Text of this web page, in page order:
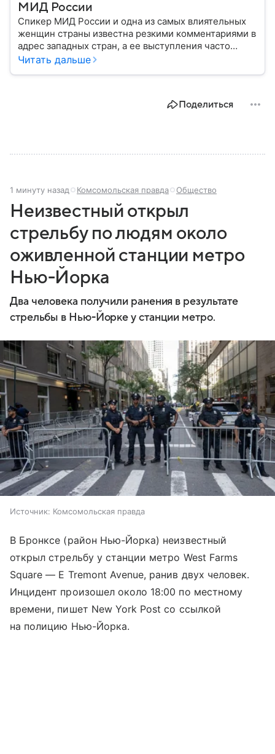
МИД России
Спикер МИД России и одна из самых влиятельных
женщин страны известна резкими комментариями в
адрес западных стран, а ее выступления часто
оказываются в центре внимания СМИ. Собрали
Читать дальше
Поделиться
1 минуту назад Комсомольская правда Общество
Неизвестный открыл
стрельбу по людям около
оживленной станции метро
Нью-Йорка
Два человека получили ранения в результате
стрельбы в Нью-Йорке у станции метро.
Источник: Комсомольская правда
В Бронксе (район Нью-Йорка) неизвестный
открыл стрельбу у станции метро West Farms
Square — E Tremont Avenue, ранив двух человек.
Инцидент произошел около 18:00 по местному
времени, пишет New York Post со ссылкой
на полицию Нью-Йорка.